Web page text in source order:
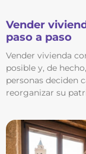
Vender
paso a paso
Vender vivienda
posible y, de
personas deciden
reorganizar su